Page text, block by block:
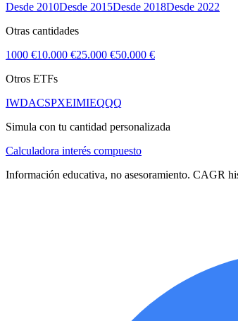
Desde 2010Desde 2015Desde 2018Desde 2022
Otras cantidades
1000 €10.000 €25.000 €50.000 €
Otros ETFs
IWDACSPXEIMIEQQQ
Simula con tu cantidad personalizada
Calculadora interés compuesto
Información educativa, no asesoramiento. CAGR